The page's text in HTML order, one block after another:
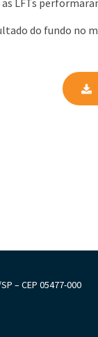
LFTs
do fundo no
– CEP 05477-000